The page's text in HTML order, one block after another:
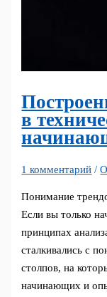
в
1 комментарий /
Понимание
Если вы только
принципах
сталкивались с
столпов, на
начинающих и